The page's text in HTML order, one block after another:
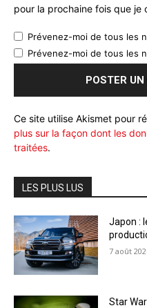
pour la prochaine fois que je
Prévenez-moi de tous les
Prévenez-moi de tous les
Ce site utilise Akismet pour
plus sur la façon dont les
traitées.
LES PLUS LUS
Japon :
7 août
Star